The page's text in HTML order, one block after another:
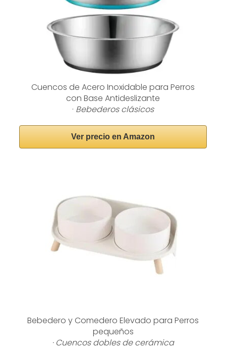
Cuencos de Acero Inoxidable para Perros
con Base Antideslizante
· Bebederos clásicos
Ver precio en Amazon
Bebedero y Comedero Elevado para Perros
pequeños
· Cuencos dobles de cerámica